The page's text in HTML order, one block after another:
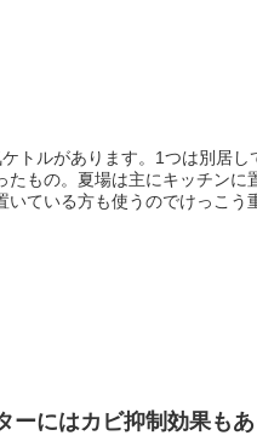
トルがあります。1つは別居
たもの。夏場は主にキッチン
いている方も使うのでけっこう
ーにはカビ抑制効果も